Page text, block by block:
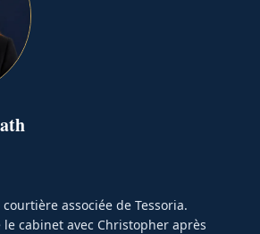
associée de Tessoria.
le cabinet avec Christopher après